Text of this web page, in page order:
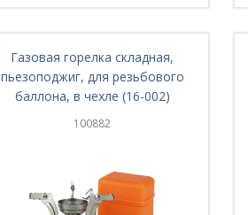
Газовая горелка складная,
пьезоподжиг, для резьбового
баллона, в чехле (16-002)
100882